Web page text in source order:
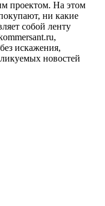
проектом. На этом
ни какие
собой ленту
искажения,
новостей